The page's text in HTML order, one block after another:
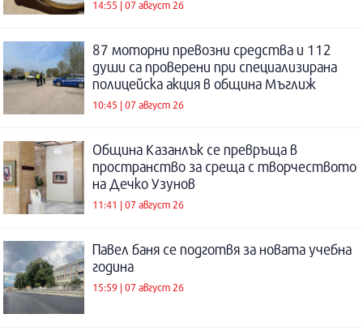
14:55 | 07 август 26
87 моторни превозни средства и 112
души са проверени при специализирана
полицейска акция в община Мъглиж
10:45 | 07 август 26
Община Казанлък се превръща в
пространство за среща с творчеството
на Дечко Узунов
11:41 | 07 август 26
Павел баня се подготвя за новата учебна
година
15:59 | 07 август 26